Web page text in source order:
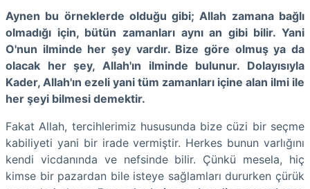
Aynen bu örneklerde olduğu gibi; Allah zamana bağlı
olmadığı için, bütün zamanları aynı an gibi bilir. Yani
O'nun ilminde her şey vardır. Bize göre olmuş ya da
olacak her şey, Allah'ın ilminde bulunur. Dolayısıyla
Kader, Allah'ın ezeli yani tüm zamanları içine alan ilmi ile
her şeyi bilmesi demektir.
Fakat Allah, tercihlerimiz hususunda bize cüzi bir seçme
kabiliyeti yani bir irade vermiştir. Herkes bunun varlığını
kendi vicdanında ve nefsinde bilir. Çünkü mesela, hiç
kimse bir pazardan bile isteye sağlamları dururken çürük